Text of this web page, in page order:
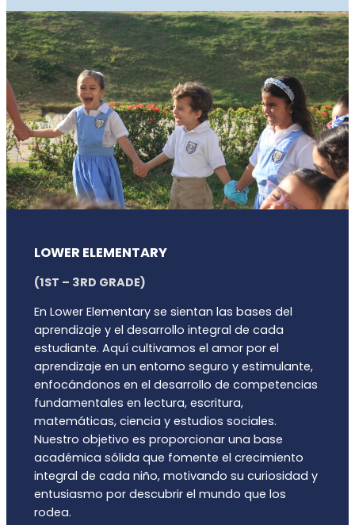
LOWER ELEMENTARY
(1ST – 3RD GRADE)
En Lower Elementary se sientan las bases del
aprendizaje y el desarrollo integral de cada
estudiante. Aquí cultivamos el amor por el
aprendizaje en un entorno seguro y estimulante,
enfocándonos en el desarrollo de competencias
fundamentales en lectura, escritura,
matemáticas, ciencia y estudios sociales.
Nuestro objetivo es proporcionar una base
académica sólida que fomente el crecimiento
integral de cada niño, motivando su curiosidad y
entusiasmo por descubrir el mundo que los
rodea.